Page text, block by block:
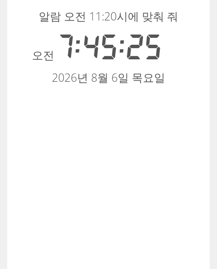
오전 7:45:25
알람 오전 11:20시에 맞춰 줘
2026년 8월 6일 목요일